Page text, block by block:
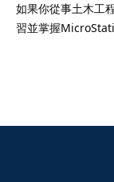
如果你從事土木工
習並掌握